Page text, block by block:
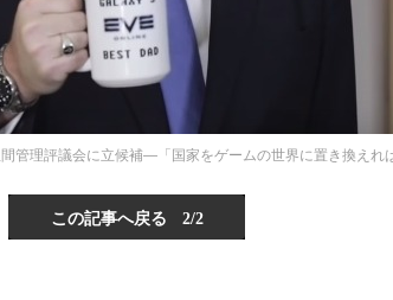
管理評議会に立候補―「国家をゲームの世界に置き換えれ
この記事へ戻る 2/2